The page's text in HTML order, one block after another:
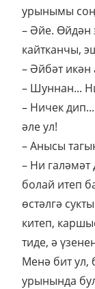
урынымы
– Әйе. Өйдән
кайтканчы,
– Әйбәт
– Шуннан...
– Ничек
әле ул!
– Анысы
– Ни галәмәт
болай итеп
өстәлгә
китеп,
тиде, ә
Менә бит ул,
урынында